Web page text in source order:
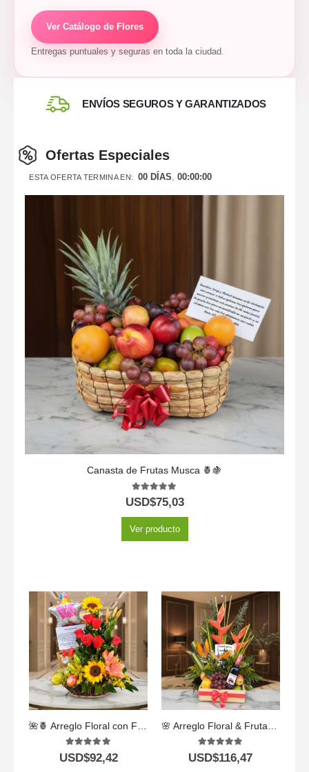
Ver Catálogo de Flores
Entregas puntuales y seguras en toda la ciudad.
ENVÍOS SEGUROS Y GARANTIZADOS
Ofertas Especiales
ESTA OFERTA TERMINA EN: 00 DÍAS 00:00:00
Canasta de Frutas Musca 🍍🍇
5.00 out of 5
USD$75,03
Ver producto
5.00 out of 5
USD$92,42 5.00out of 5
USD$116,47